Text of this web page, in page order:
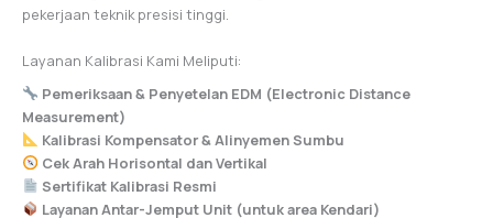
pekerjaan teknik presisi tinggi.
Layanan Kalibrasi Kami Meliputi:
Pemeriksaan & Penyetelan EDM (Electronic Distance
Measurement)
Kalibrasi Kompensator & Alinyemen Sumbu
Cek Arah Horisontal dan Vertikal
Sertifikat Kalibrasi Resmi
Layanan Antar-Jemput Unit (untuk area Kendari)